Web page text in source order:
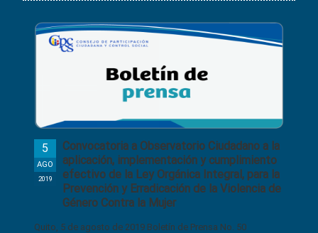
Convocatoria a Observatorio Ciudadano a la
aplicación, implementación y cumplimiento
efectivo de la Ley Orgánica Integral, para la
Prevención y Erradicación de la Violencia de
Género Contra la Mujer
5
AGO
2019
Quito, 5 de agosto de 2019 Boletín de Prensa No. 50